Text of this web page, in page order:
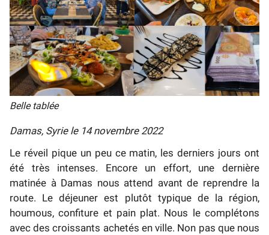
Belle tablée
Damas, Syrie le 14 novembre 2022
Le réveil pique un peu ce matin, les derniers jours ont
été très intenses. Encore un effort, une dernière
matinée à Damas nous attend avant de reprendre la
route. Le déjeuner est plutôt typique de la région,
houmous, confiture et pain plat. Nous le complétons
avec des croissants achetés en ville. Non pas que nous